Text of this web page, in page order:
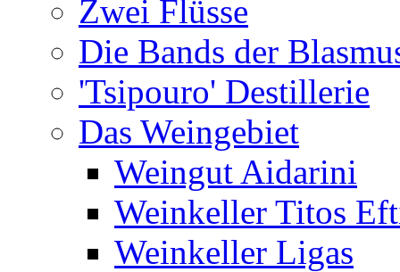
Zwei Flüsse
Die Bands der
'Tsipouro' Destillerie
Das Weingebiet
Weingut Aidarini
Weinkeller Titos
Weinkeller Ligas